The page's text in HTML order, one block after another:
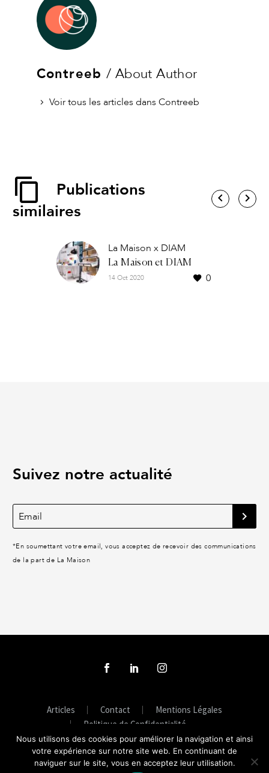
Contreeb / About Author
Voir tous les articles dans Contreeb
Publications
similaires
La Maison x DIAM
La Maison et DIAM
unissent leurs voix pour0
14 Oct 2020
Suivez notre actualité
*En soumettant votre email, vous acceptez de recevoir des communications
de la part de La Maison
Articles Contact
Mentions Légales
Politique de Confidentialité
© La Maison - Creative Direction
Nous utilisons des cookies pour améliorer la navigation et ainsi
votre expérience sur notre site web. En continuant de
naviguer sur le site, vous en acceptez leur utilisation.